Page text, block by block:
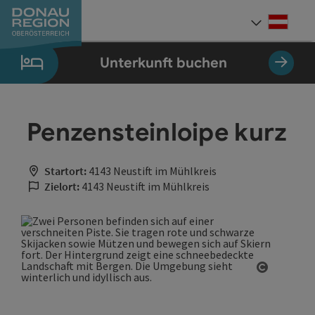
Zum Inhalt
Zur Navigation
Zum Seitenanfang
Zur Kontaktseite
Zum Impressum
Zur Startseite
Unterkunft buchen
Penzensteinloipe kurz
Startort: 4143 Neustift im Mühlkreis
Zielort: 4143 Neustift im Mühlkreis